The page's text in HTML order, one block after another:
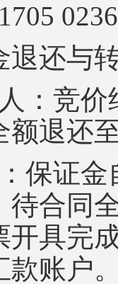
1705
退还与
：竞
额退还
保证金
待合同
开具完
款账户